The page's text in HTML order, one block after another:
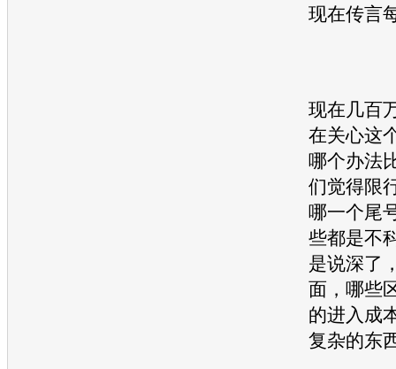
现在传言
现在几百
在关心这
哪个办法
们觉得限
哪一个尾
些都是不
是说深了
面，哪些
的进入成
复杂的东